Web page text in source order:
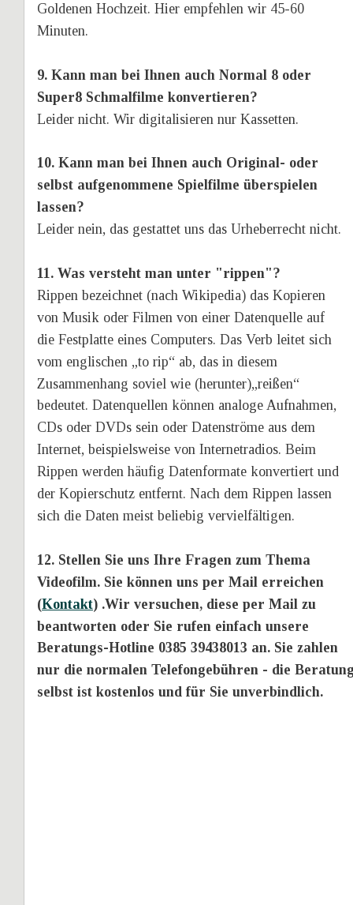
Goldenen Hochzeit. Hier empfehlen wir 45-60
Minuten.
9. Kann man bei Ihnen auch Normal 8 oder
Super8 Schmalfilme konvertieren?
Leider nicht. Wir digitalisieren nur Kassetten.
10. Kann man bei Ihnen auch Original- oder
selbst aufgenommene Spielfilme überspielen
lassen?
Leider nein, das gestattet uns das Urheberrecht nicht.
11. Was versteht man unter "rippen"?
Rippen bezeichnet (nach Wikipedia) das Kopieren
von Musik oder Filmen von einer Datenquelle auf
die Festplatte eines Computers. Das Verb leitet sich
vom englischen „to rip“ ab, das in diesem
Zusammenhang soviel wie (herunter)„reißen“
bedeutet. Datenquellen können analoge Aufnahmen,
CDs oder DVDs sein oder Datenströme aus dem
Internet, beispielsweise von Internetradios. Beim
Rippen werden häufig Datenformate konvertiert und
der Kopierschutz entfernt. Nach dem Rippen lassen
sich die Daten meist beliebig vervielfältigen.
12. Stellen Sie uns Ihre Fragen zum Thema
Videofilm. Sie können uns per Mail erreichen
(Kontakt) .Wir versuchen, diese per Mail zu
beantworten oder Sie rufen einfach unsere
Beratungs-Hotline 0385 39438013 an. Sie zahlen
nur die normalen Telefongebühren - die
selbst ist kostenlos und für Sie unverbindlich.